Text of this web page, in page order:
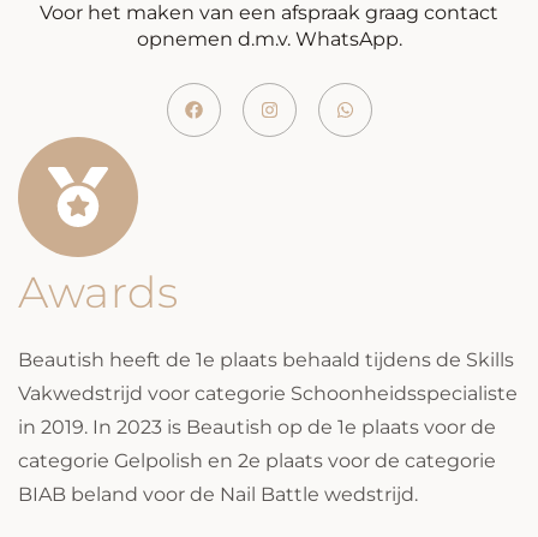
Awards
Beautish heeft de 1e plaats behaald tijdens de Skills
Vakwedstrijd voor categorie Schoonheidsspecialiste
in 2019. In 2023 is Beautish op de 1e plaats voor de
categorie Gelpolish en 2e plaats voor de categorie
BIAB beland voor de Nail Battle wedstrijd.
Voor het maken van een afspraak graag contact
opnemen d.m.v. WhatsApp.